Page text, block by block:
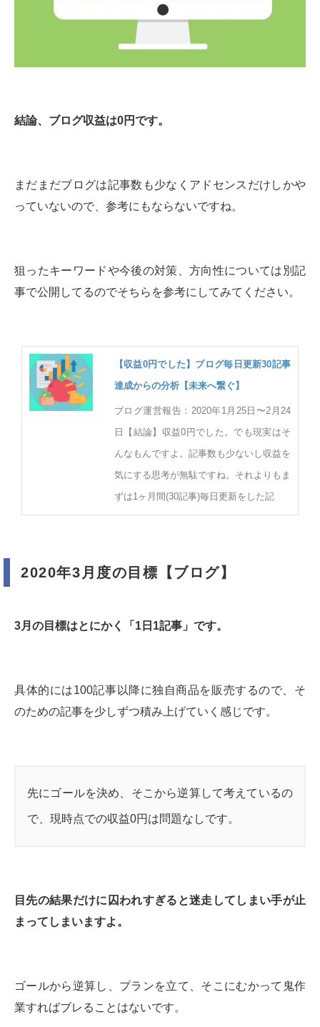
結論、ブログ収益は0円です。
まだまだブログは記事数も少なくアドセンスだけしかや
っていないので、参考にもならないですね。
狙ったキーワードや今後の対策、方向性については別記
事で公開してるのでそちらを参考にしてみてください。
【収益0円でした】ブログ毎日更新30記事
達成からの分析【未来へ繋ぐ】
ブログ運営報告：2020年1月25日〜2月24
日【結論】収益0円でした。でも現実はそ
んなもんですよ。記事数も少ないし収益を
気にする思考が無駄ですね。それよりもま
ずは1ヶ月間(30記事)毎日更新をした記
2020年3月度の目標【ブログ】
3月の目標はとにかく「1日1記事」です。
具体的には100記事以降に独自商品を販売するので、そ
のための記事を少しずつ積み上げていく感じです。
先にゴールを決め、そこから逆算して考えているの
で、現時点での収益0円は問題なしです。
目先の結果だけに囚われすぎると迷走してしまい手が止
まってしまいますよ。
ゴールから逆算し、プランを立て、そこにむかって鬼作
業すればブレることはないです。